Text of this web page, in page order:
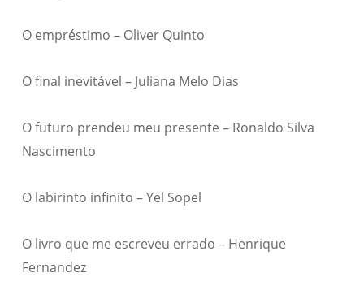
O empréstimo – Oliver Quinto
O final inevitável – Juliana Melo Dias
O futuro prendeu meu presente – Ronaldo Silva
Nascimento
O labirinto infinito – Yel Sopel
O livro que me escreveu errado – Henrique
Fernandez